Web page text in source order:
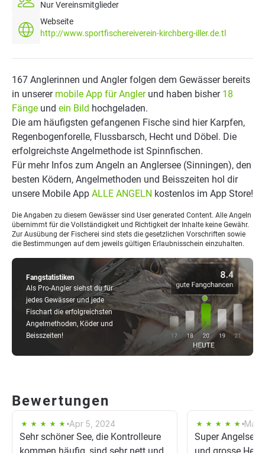
Nur Vereinsmitglieder
Webseite
http://www.sportfischereiverein-kirchberg-iller.de.tl
Fangstatistiken
Als Pro-Angler siehst du für
jedes Gewässer und jede
Fischart die erfolgreichsten
Angelmethoden, Köder und
Beisszeiten!
167 Anglerinnen und Angler folgen dem Gewässer bereits
in unserer mobile App für Anglerund haben bisher 18
Fänge und ein Bild hochgeladen.
Die am häufigsten gefangenen Fische sind hier Karpfen,
Regenbogenforelle, Flussbarsch, Hecht und Döbel. Die
erfolgreichste Angelmethode ist Spinnfischen.
Für mehr Infos zum Angeln an Anglersee (Sinningen), den
besten Ködern, Angelmethoden und Beisszeiten hol dir
unsere Mobile App ALLE ANGELN kostenlos im App Store!
Die Angaben zu diesem Gewässer sind User generated Content. Alle Angeln
übernimmt für die Vollständigkeit und Richtigkeit der Inhalte keine Gewähr.
Zur Ausübung der Fischerei sind stets die gesetzlichen Vorschriften sowie
die Bestimmungen auf dem jeweils gültigen Erlaubnisschein einzuhalten.
Bewertungen
Apr 5, 2024
Sehr schöner See, die Kontrolleure
May
Super Angelsee